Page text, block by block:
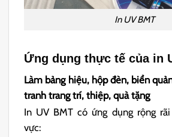
In UV BMT
Ứng dụng thực tế của in
Làm bảng hiệu, hộp đèn, biển
tranh trang trí, thiệp, quà tặng
In UV BMT có ứng dụng rộng
vực: